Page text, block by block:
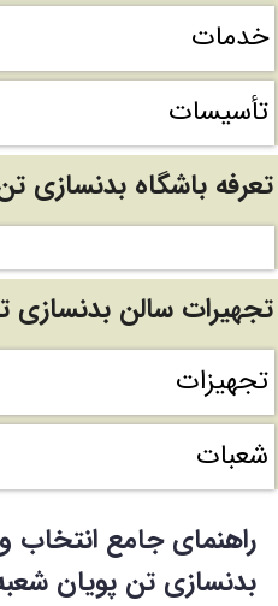
خدمات
تأسیسات
تعرفه باشگاه بدنسازی
تجهیرات سالن بدنسازی
تجهیزات
شعبات
راهنمای جامع
بدنسازی تن پویان